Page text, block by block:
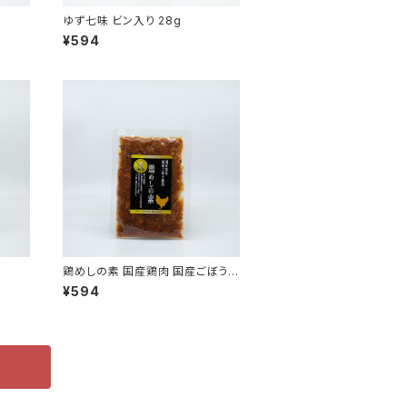
ゆず七味 ビン入り 28g
¥594
鶏めしの素 国産鶏肉 国産ごぼう
まぜごはんの素
¥594